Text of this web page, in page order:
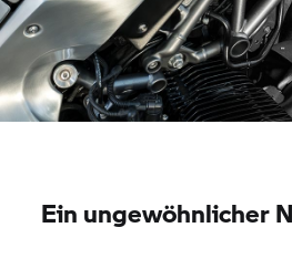
Ein ungewöhnlicher